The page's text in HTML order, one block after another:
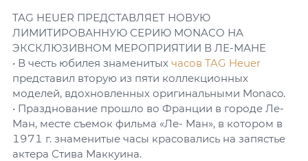
TAG HEUER ПРЕДСТАВЛЯЕТ НОВУЮ
ЛИМИТИРОВАННУЮ СЕРИЮ MONACO НА
ЭКСКЛЮЗИВНОМ МЕРОПРИЯТИИ В ЛЕ-МАНЕ
• В честь юбилея знаменитых часов TAG Heuer
представил вторую из пяти коллекционных
моделей, вдохновленных оригинальными Monaco.
• Празднование прошло во Франции в городе Ле-
Ман, месте съемок фильма «Ле- Ман», в котором в
1971 г. знаменитые часы красовались на запястье
актера Стива Маккуина.